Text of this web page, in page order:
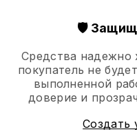
🛡️
Средства надежно
покупатель не
выполненной
доверие и
Создать